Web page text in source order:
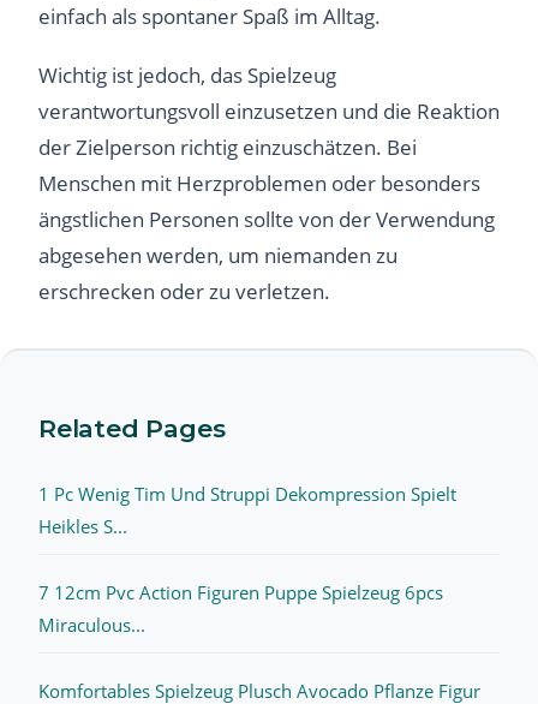
einfach als spontaner Spaß im Alltag.
Wichtig ist jedoch, das Spielzeug
verantwortungsvoll einzusetzen und die Reaktion
der Zielperson richtig einzuschätzen. Bei
Menschen mit Herzproblemen oder besonders
ängstlichen Personen sollte von der Verwendung
abgesehen werden, um niemanden zu
erschrecken oder zu verletzen.
Related Pages
1 Pc Wenig Tim Und Struppi Dekompression Spielt
Heikles S...
7 12cm Pvc Action Figuren Puppe Spielzeug 6pcs
Miraculous...
Komfortables Spielzeug Plusch Avocado Pflanze Figur